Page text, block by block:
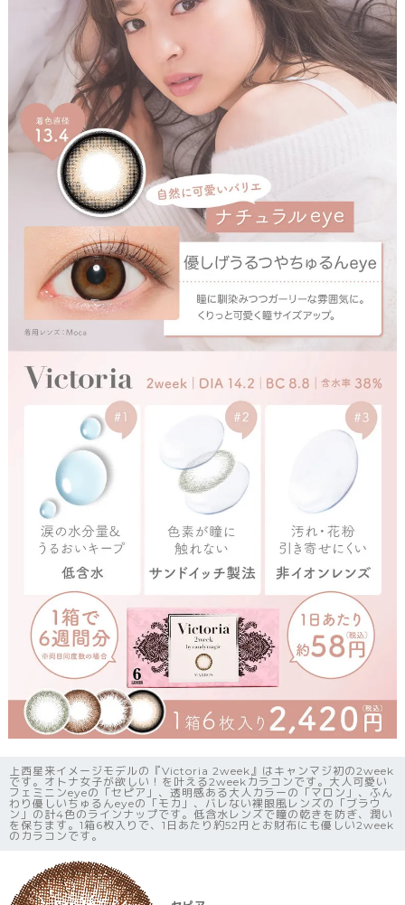
上西星来イメージモデルの『Victoria 2week』はキャンマジ初の2week
です。オトナ女子が欲しい！を叶える2weekカラコンです。大人可愛い
フェミニンeyeの「セピア」、透明感ある大人カラーの「マロン」、ふん
わり優しいちゅるんeyeの「モカ」、バレない裸眼風レンズの「ブラウ
ン」の計4色のラインナップです。低含水レンズで瞳の乾きを防ぎ、潤い
を保ちます。1箱6枚入りで、1日あたり約52円とお財布にも優しい2week
のカラコンです。